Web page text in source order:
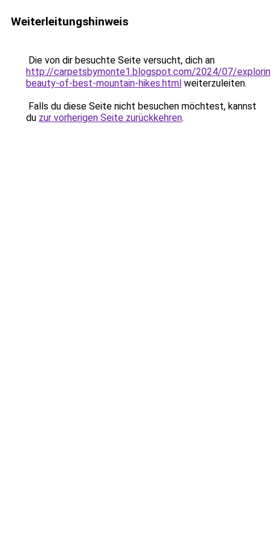
Weiterleitungshinweis
Die von dir besuchte Seite versucht, dich an
http://carpetsbymonte1.blogspot.com/2024/07/
beauty-of-best-mountain-hikes.html weiterzuleiten.
Falls du diese Seite nicht besuchen möchtest, kannst
du zur vorherigen Seite zurückkehren.